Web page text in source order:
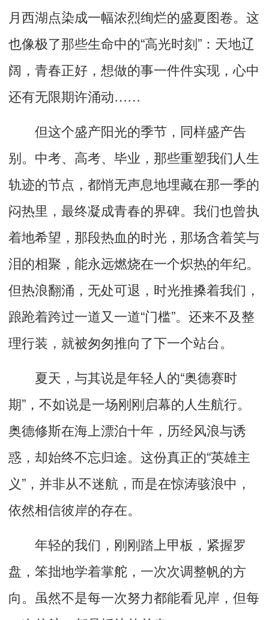
月西湖点染成一幅浓烈绚烂的盛夏图卷。这
也像极了那些生命中的“高光时刻”：天地辽
阔 ，青春正好，想做的事一件件实现，心中
还有无限期许涌动……
但这个盛产阳光的季节，同样盛产告
别。中考、高考、毕业，那些重塑我们人生
轨迹的节点，都悄无声息地埋藏在那一季的
闷热里，最终凝成青春的界碑。 我们也曾执
着地希望，那段热血的时光，那场含着笑与
泪的相聚，能永远燃烧在一个炽热的年纪。
但热浪翻涌，无处可退 ，时光推搡着我们，
踉跄着跨过一道又一道“门槛”。还来不及整
理行装，就被匆匆推向了下一个站台。
夏天，与其说是年轻人的“奥德赛时
期” ，不如说是一场刚刚启幕的人生航行。
奥德修斯在海上漂泊十年 ，历经风浪与诱
惑，却始终不忘归途。这份真正的“英雄主
义” ，并非从不迷航，而是在惊涛骇浪中，
依然相信彼岸的存在。
年轻的我们，刚刚踏上甲板， 紧握罗
盘， 笨拙地学着掌舵，一次次调整帆的方
向。 虽然不是每一次努力都能看见岸，但每